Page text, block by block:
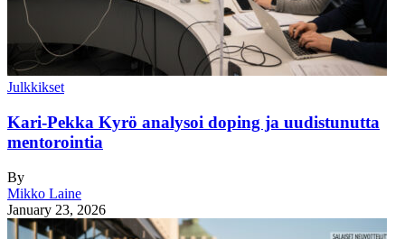
Julkkikset
Kari-Pekka Kyrö analysoi doping ja uudistunutta
mentorointia
By
Mikko Laine
January 23, 2026